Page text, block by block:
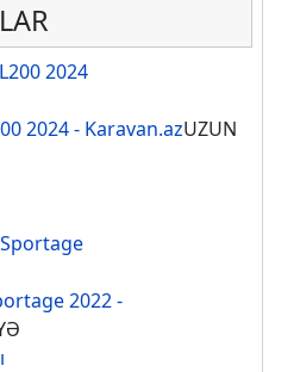
2024 - Karavan.azUZUN
2022 -